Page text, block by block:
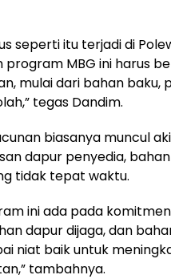
seperti itu terjadi di
MBG ini harus
mulai dari bahan baku,
tegas Dandim.
biasanya muncul
dapur penyedia,
tidak tepat waktu.
ini ada pada
dapur dijaga, dan
niat baik untuk
tambahnya.